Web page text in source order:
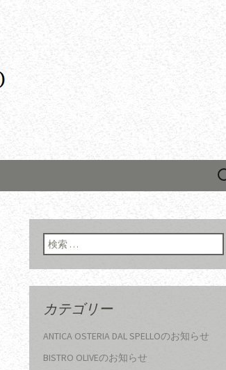
検
検索:
カテゴリー
ANTICA OSTERIA DAL SPELLOのお知らせ
BISTRO OLIVEのお知らせ